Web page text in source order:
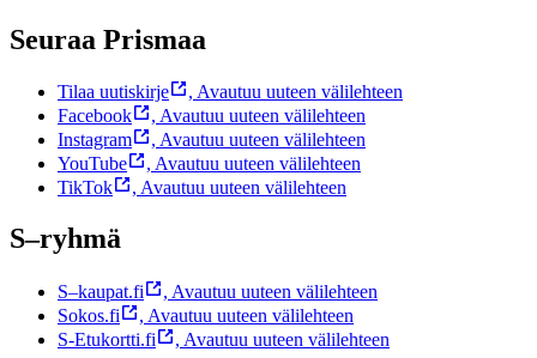
Seuraa Prismaa
Tilaa uutiskirje , Avautuu uuteen välilehteen
Facebook
, Avautuu uuteen välilehteen
Instagram
, Avautuu uuteen välilehteen
YouTube
, Avautuu uuteen välilehteen
TikTok
, Avautuu uuteen välilehteen
S–ryhmä
S–kaupat.fi , Avautuu uuteen välilehteen
Sokos.fi
, Avautuu uuteen välilehteen
S-Etukortti.fi
, Avautuu uuteen välilehteen